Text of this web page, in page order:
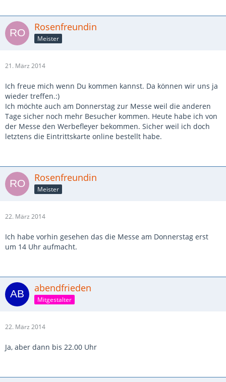
Rosenfreundin
Meister
21. März 2014
Ich freue mich wenn Du kommen kannst. Da können wir uns ja
wieder treffen.:)
Ich möchte auch am Donnerstag zur Messe weil die anderen
Tage sicher noch mehr Besucher kommen. Heute habe ich von
der Messe den Werbefleyer bekommen. Sicher weil ich doch
letztens die Eintrittskarte online bestellt habe.
Rosenfreundin
Meister
22. März 2014
Ich habe vorhin gesehen das die Messe am Donnerstag erst
um 14 Uhr aufmacht.
abendfrieden
Mitgestalter
22. März 2014
Ja, aber dann bis 22.00 Uhr